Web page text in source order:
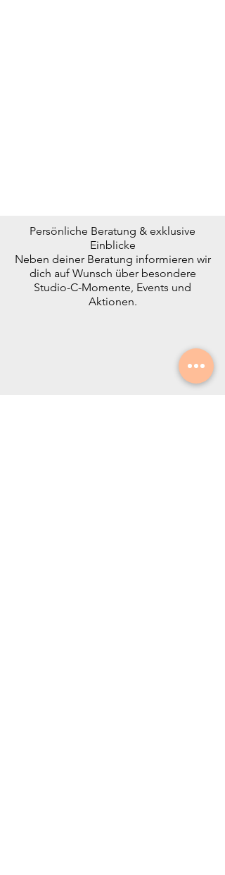
Persönliche Beratung & exklusive
Einblicke
Neben deiner Beratung informieren wir
dich auf Wunsch über besondere
Studio-C-Momente, Events und
Aktionen.